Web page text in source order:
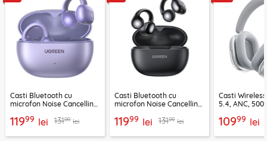
Casti Bluetooth cu
microfon Noise Cancelling
11999 lei 13199 lei
Casti Bluetooth cu
microfon Noise Cancelling
11999 lei 13199 lei
Casti
5.4, ANC,
10999 lei